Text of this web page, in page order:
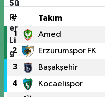
# Takım
1 Amed
2 Erzurumspor FK
3 Başakşehir
4 Kocaelispor